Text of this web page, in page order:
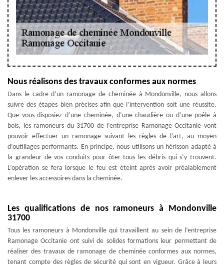
Nous réalisons des travaux conformes aux normes
Dans le cadre d’un ramonage de cheminée à Mondonville, nous allons
suivre des étapes bien précises afin que l’intervention soit une réussite.
Que vous disposiez d’une cheminée, d’une chaudière ou d’une poêle à
bois, les ramoneurs du 31700 de l’entreprise Ramonage Occitanie vont
pouvoir effectuer un ramonage suivant les règles de l’art, au moyen
d’outillages performants. En principe, nous utilisons un hérisson adapté à
la grandeur de vos conduits pour ôter tous les débris qui s’y trouvent.
L’opération se fera lorsque le feu est éteint après avoir préalablement
enlever les accessoires dans la cheminée.
Les qualifications de nos ramoneurs à Mondonville
31700
Tous les ramoneurs à Mondonville qui travaillent au sein de l’entreprise
Ramonage Occitanie ont suivi de solides formations leur permettant de
réaliser des travaux de ramonage de cheminée conformes aux normes,
tenant compte des règles de sécurité qui sont en vigueur. Grâce à leurs